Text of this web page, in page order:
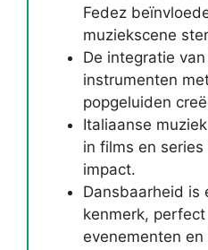
Fedez
muziekscene
De integratie
instrumenten
popgeluiden
Italiaanse
in films en
impact.
Dansbaarheid is
kenmerk,
evenementen